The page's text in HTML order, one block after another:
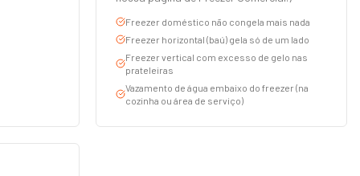
Freezer doméstico não congela mais nada
Freezer horizontal (baú) gela só de um lado
Freezer vertical com excesso de gelo nas
prateleiras
Vazamento de água embaixo do freezer (na
cozinha ou área de serviço)